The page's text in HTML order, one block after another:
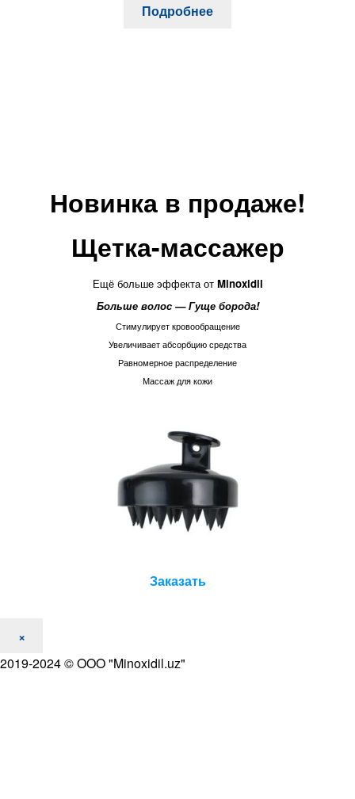
Подробнее
Новинка в продаже!
Щетка-массажер
Ещё больше эффекта от Minoxidil
Больше волос — Гуще борода!
Стимулирует кровообращение
Увеличивает абсорбцию средства
Равномерное распределение
Массаж для кожи
Заказать
×
2019-2024 © OOO "Minoxidil.uz"